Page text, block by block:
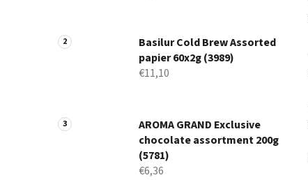
Basilur Cold Brew Assorted
papier 60x2g (3989)
€11,10
AROMA GRAND Exclusive
chocolate assortment 200g
(5781)
€6,36